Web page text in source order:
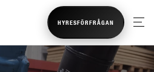
HYRESFÖRFRÅGAN